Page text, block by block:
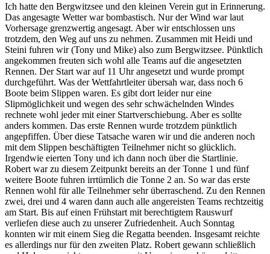
Ich hatte den Bergwitzsee und den kleinen Verein gut in Erinnerung.
Das angesagte Wetter war bombastisch. Nur der Wind war laut
Vorhersage grenzwertig angesagt. Aber wir entschlossen uns
trotzdem, den Weg auf uns zu nehmen. Zusammen mit Heidi und
Steini fuhren wir (Tony und Mike) also zum Bergwitzsee. Pünktlich
angekommen freuten sich wohl alle Teams auf die angesetzten
Rennen. Der Start war auf 11 Uhr angesetzt und wurde prompt
durchgeführt. Was der Wettfahrtleiter übersah war, dass noch 6
Boote beim Slippen waren. Es gibt dort leider nur eine
Slipmöglichkeit und wegen des sehr schwächelnden Windes
rechnete wohl jeder mit einer Startverschiebung. Aber es sollte
anders kommen. Das erste Rennen wurde trotzdem pünktlich
angepfiffen. Über diese Tatsache waren wir und die anderen noch
mit dem Slippen beschäftigten Teilnehmer nicht so glücklich.
Irgendwie eierten Tony und ich dann noch über die Startlinie.
Robert war zu diesem Zeitpunkt bereits an der Tonne 1 und fünf
weitere Boote fuhren irrtümlich die Tonne 2 an. So war das erste
Rennen wohl für alle Teilnehmer sehr überraschend. Zu den Rennen
zwei, drei und 4 waren dann auch alle angereisten Teams rechtzeitig
am Start. Bis auf einen Frühstart mit berechtigtem Rauswurf
verliefen diese auch zu unserer Zufriedenheit. Auch Sonntag
konnten wir mit einem Sieg die Regatta beenden. Insgesamt reichte
es allerdings nur für den zweiten Platz. Robert gewann schließlich